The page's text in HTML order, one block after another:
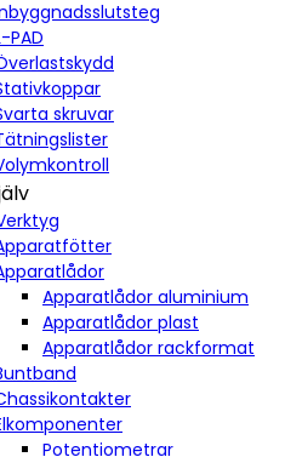
PAD
skruvar
Apparatlådor aluminium
Apparatlådor plast
Apparatlådor rackformat
Potentiometrar